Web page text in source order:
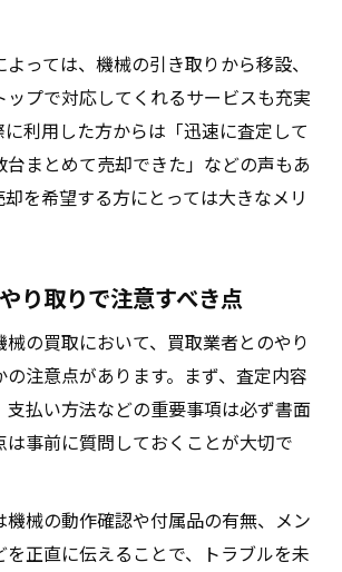
っては、機械の引き取りから移設、
プで対応してくれるサービスも充実
に利用した方からは「迅速に査定して
台まとめて売却できた」などの声もあ
却を希望する方にとっては大きなメリ
り取りで注意すべき点
の買取において、買取業者とのやり
注意点があります。まず、査定内容
支払い方法などの重要事項は必ず書面
は事前に質問しておくことが大切で
機械の動作確認や付属品の有無、メン
を正直に伝えることで、トラブルを未